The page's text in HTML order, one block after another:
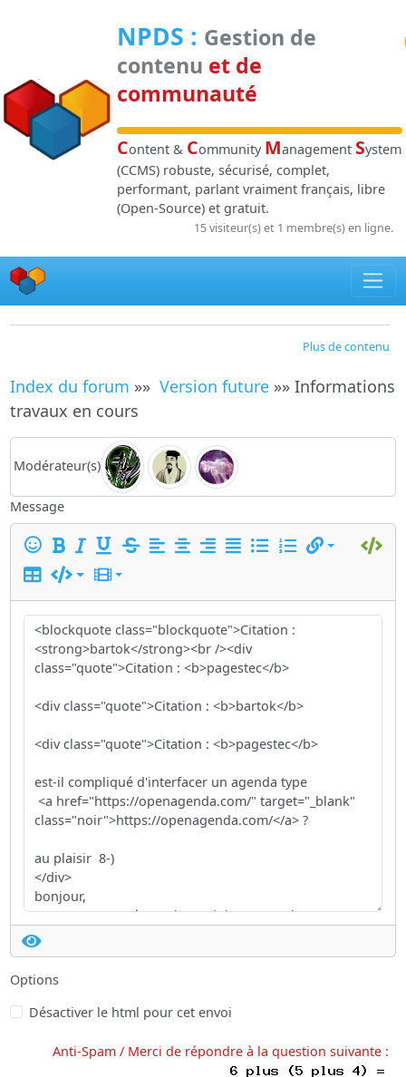
NPDS : Gestion de
contenu et de
communauté
Content & Community Management System
(CCMS) robuste, sécurisé, complet,
performant, parlant vraiment français, libre
(Open-Source) et gratuit.
15 visiteur(s) et 1 membre(s) en ligne.
Plus de contenu
Index du forum »» Version future»» Informations
travaux en cours
Modérateur(s)
Message
Options
Désactiver le html pour cet envoi
Anti-Spam / Merci de répondre à la question suivante :